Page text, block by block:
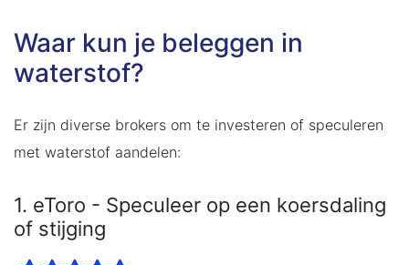
Waar kun je beleggen in
waterstof?
Er zijn diverse brokers om te investeren of speculeren
met waterstof aandelen:
1. eToro - Speculeer op een koersdaling
of stijging